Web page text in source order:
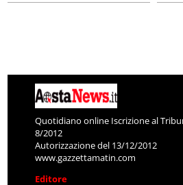
Quotidiano online Iscrizione al
8/2012
Autorizzazione del 13/12/2012
www.gazzettamatin.com
Editore